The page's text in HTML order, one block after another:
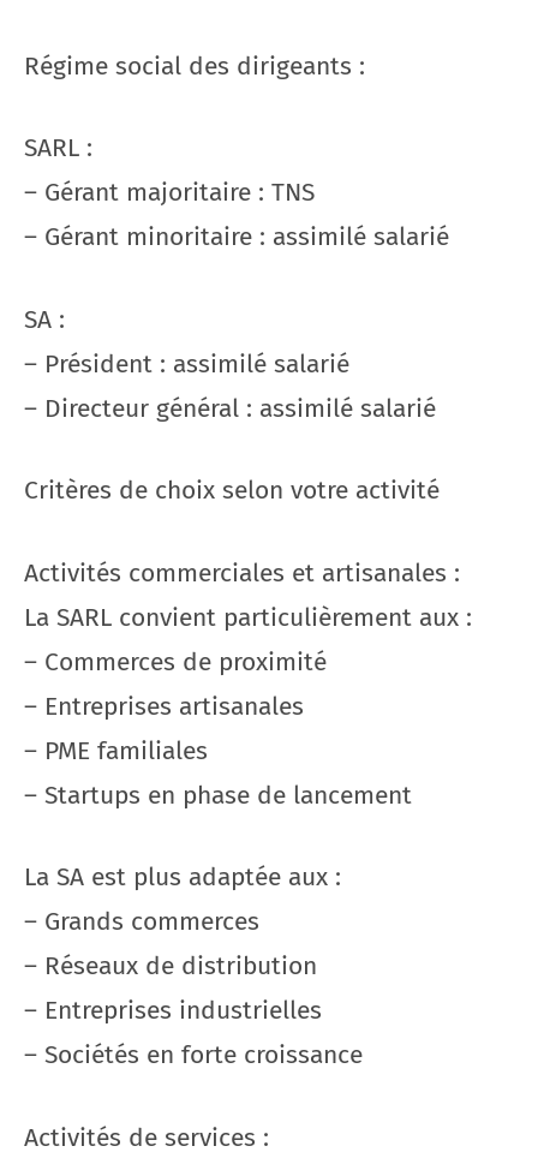
Régime social des dirigeants :
SARL :
– Gérant majoritaire : TNS
– Gérant minoritaire : assimilé salarié
SA :
– Président : assimilé salarié
– Directeur général : assimilé salarié
Critères de choix selon votre activité
Activités commerciales et artisanales :
La SARL convient particulièrement aux :
– Commerces de proximité
– Entreprises artisanales
– PME familiales
– Startups en phase de lancement
La SA est plus adaptée aux :
– Grands commerces
– Réseaux de distribution
– Entreprises industrielles
– Sociétés en forte croissance
Activités de services :